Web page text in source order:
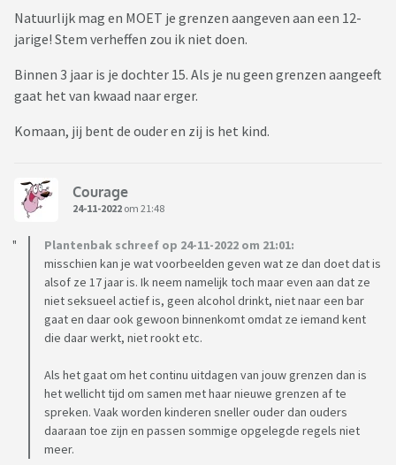
Natuurlijk mag en MOET je grenzen aangeven aan een 12-
jarige! Stem verheffen zou ik niet doen.
Binnen 3 jaar is je dochter 15. Als je nu geen grenzen aangeeft
gaat het van kwaad naar erger.
Komaan, jij bent de ouder en zij is het kind.
Courage
24-11-2022 om 21:48
Plantenbak schreef op 24-11-2022 om 21:01:
misschien kan je wat voorbeelden geven wat ze dan doet dat is
alsof ze 17 jaar is. Ik neem namelijk toch maar even aan dat ze
niet seksueel actief is, geen alcohol drinkt, niet naar een bar
gaat en daar ook gewoon binnenkomt omdat ze iemand kent
die daar werkt, niet rookt etc.
Als het gaat om het continu uitdagen van jouw grenzen dan is
het wellicht tijd om samen met haar nieuwe grenzen af te
spreken. Vaak worden kinderen sneller ouder dan ouders
daaraan toe zijn en passen sommige opgelegde regels niet
meer.